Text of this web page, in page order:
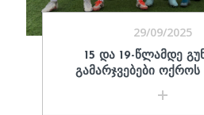
29/09/2025
15 ᲓᲐ 19-ᲬᲚᲐᲛᲓᲔ
ᲒᲐᲛᲐᲠᲯᲕᲔᲑᲔᲑᲘ